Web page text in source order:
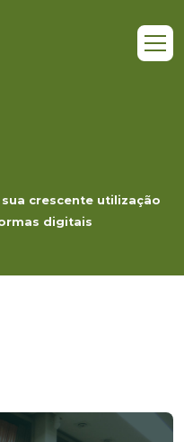
crescente utilização
digitais